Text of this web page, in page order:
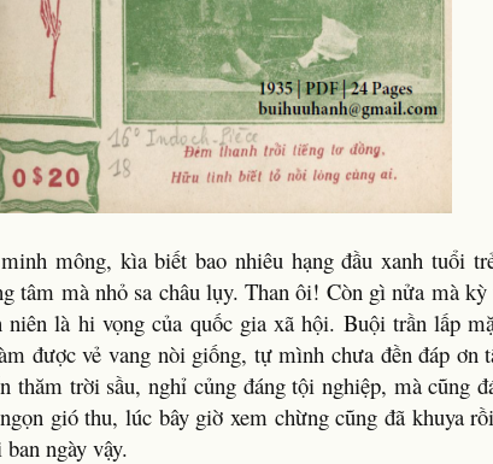
mông, kìa biết bao nhiêu hạng đầu xanh tuổi
tâm mà nhỏ sa châu lụy. Than ôi! Còn gì nửa mà
là hi vọng của quốc gia xã hội. Buội trần lấp
được vẻ vang nòi giống, tự mình chưa đền đáp ơn
thăm trời sầu, nghỉ củng đáng tội nghiệp, mà cũng
gió thu, lúc bây giờ xem chừng cũng đã khuya
ngày vậy.